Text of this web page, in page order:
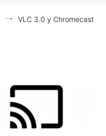
VLC 3.0 y Chromecast